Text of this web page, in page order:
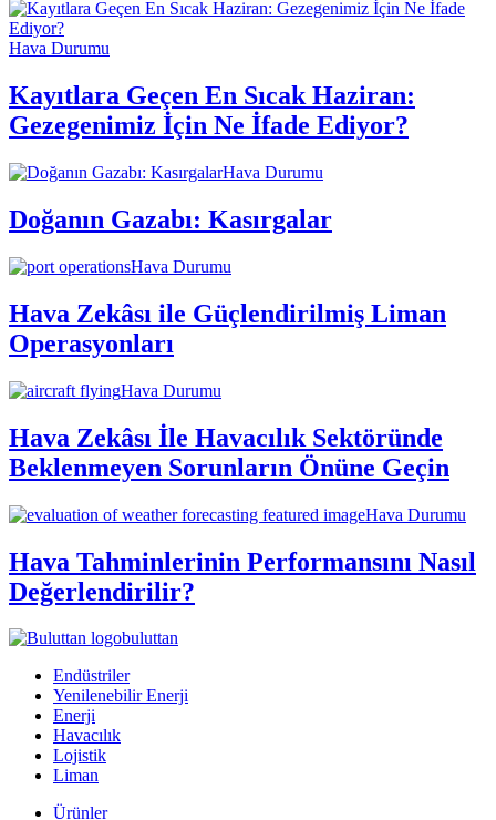
Hava Durumu
Kayıtlara Geçen En Sıcak Haziran:
Gezegenimiz İçin Ne İfade Ediyor?
Hava Durumu
Doğanın Gazabı: Kasırgalar
Hava Durumu
Hava Zekâsı ile Güçlendirilmiş Liman
Operasyonları
Hava Durumu
Hava Zekâsı İle Havacılık Sektöründe
Beklenmeyen Sorunların Önüne Geçin
Hava Durumu
Hava Tahminlerinin Performansını Nasıl
Değerlendirilir?
buluttan
Endüstriler
Yenilenebilir Enerji
Enerji
Havacılık
Lojistik
Liman
Ürünler